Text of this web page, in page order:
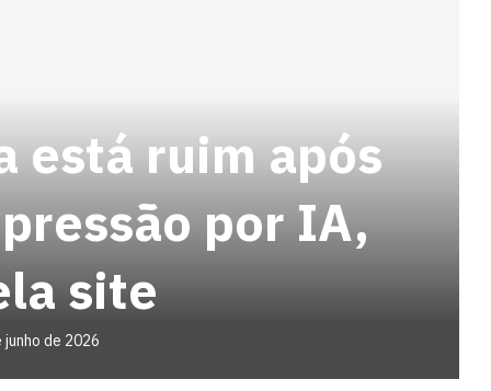
está ruim após
por IA,
site
junho de 2026